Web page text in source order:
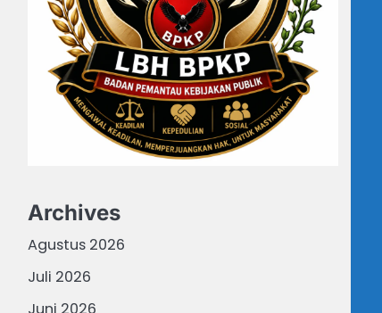
Archives
Agustus 2026
Juli 2026